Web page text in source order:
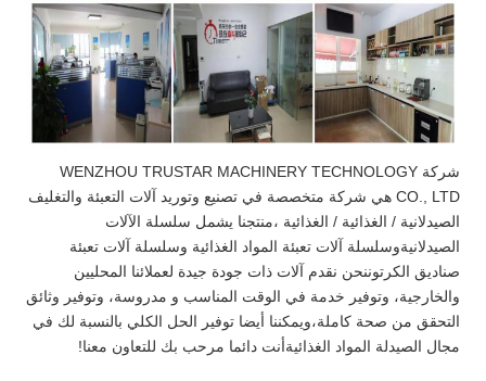
شركة WENZHOU TRUSTAR MACHINERY TECHNOLOGY
CO., LTD هي شركة متخصصة في تصنيع وتوريد آلات التعبئة والتغليف
الصيدلانية / الغذائية / الغذائية ،منتجنا يشمل سلسلة الآلات
الصيدلانيةوسلسلة آلات تعبئة المواد الغذائية وسلسلة آلات تعبئة
صناديق الكرتوننحن نقدم آلات ذات جودة جيدة لعملائنا المحليين
والخارجية، وتوفير خدمة في الوقت المناسب و مدروسة، وتوفير وثائق
التحقق من صحة كاملة،ويمكننا أيضا توفير الحل الكلي بالنسبة لك في
مجال الصيدلة المواد الغذائيةأنت دائما مرحب بك للتعاون معنا!